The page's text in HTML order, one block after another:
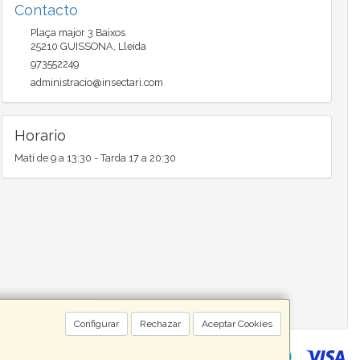
Configurar Rechazar Aceptar Cookies
Contacto
Plaça major 3 Baixos
25210 GUISSONA, Lleida
973552249
administracio@insectari.com
Horario
Matí de 9 a 13:30 - Tarda 17 a 20:30